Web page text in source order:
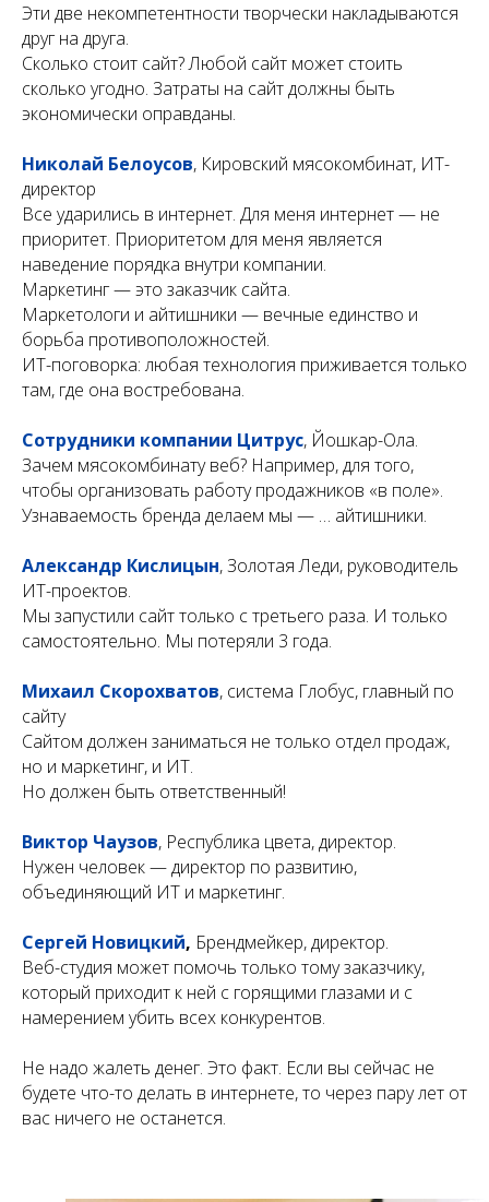
Эти две некомпетентности творчески накладываются
друг на друга.
Сколько стоит сайт? Любой сайт может стоить
сколько угодно. Затраты на сайт должны быть
экономически оправданы.
Николай Белоусов, Кировский мясокомбинат, ИТ-
директор
Все ударились в интернет. Для меня интернет — не
приоритет. Приоритетом для меня является
наведение порядка внутри компании.
Маркетинг — это заказчик сайта.
Маркетологи и айтишники — вечные единство и
борьба противоположностей.
ИТ-поговорка: любая технология приживается только
там, где она востребована.
Сотрудники компании Цитрус, Йошкар-Ола.
Зачем мясокомбинату веб? Например, для того,
чтобы организовать работу продажников «в поле».
Узнаваемость бренда делаем мы — … айтишники.
Александр Кислицын, Золотая Леди, руководитель
ИТ-проектов.
Мы запустили сайт только с третьего раза. И только
самостоятельно. Мы потеряли 3 года.
Михаил Скорохватов, система Глобус, главный по
сайту
Сайтом должен заниматься не только отдел продаж,
но и маркетинг, и ИТ.
Но должен быть ответственный!
Виктор Чаузов, Республика цвета, директор.
Нужен человек — директор по развитию,
объединяющий ИТ и маркетинг.
Сергей Новицкий, Брендмейкер, директор.
Веб-студия может помочь только тому заказчику,
который приходит к ней с горящими глазами и с
намерением убить всех конкурентов.
Не надо жалеть денег. Это факт. Если вы сейчас не
будете что-то делать в интернете, то через пару лет от
вас ничего не останется.